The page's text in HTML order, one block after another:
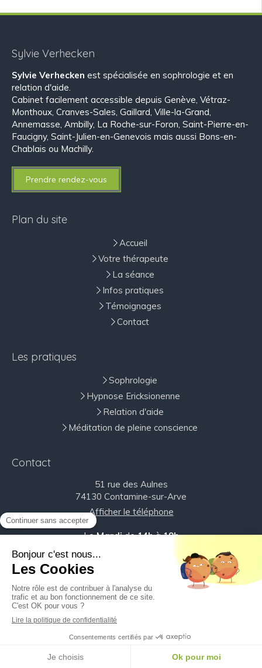
Sylvie Verhecken
Sylvie Verhecken est spécialisée en sophrologie et en
relation d'aide.
Cabinet facilement accessible depuis Genève, Vétraz-
Monthoux, Cranves-Sales, Gaillard, Ville-la-Grand,
Annemasse, Ambilly, La Roche-sur-Foron, Saint-Pierre-en-
Faucigny, Saint-Julien-en-Genevois mais aussi Bons-en-
Chablais ou Machilly.
Prendre rendez-vous
Plan du site
Accueil
Votre thérapeute
La séance
Infos pratiques
Témoignages
Contact
Les pratiques
Sophrologie
Hypnose Ericksionenne
Relation d'aide
Méditation de pleine conscience
Contact
51 rue des Aulnes
74130 Contamine-sur-Arve
Afficher le téléphone
LeMardide14hà19h
Le
19h
LeVendredi 15h
Mentions légales
Création et référencement du site par Simplébo
RDV Cabinet - Crenolibre.fr